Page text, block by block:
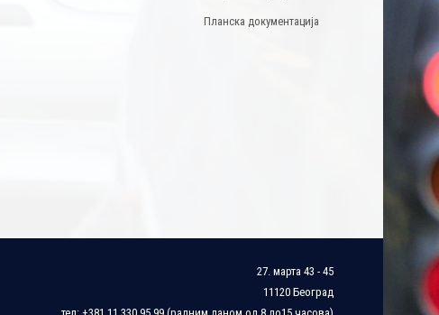
Планска документација
27. марта 43 - 45
11120 Београд